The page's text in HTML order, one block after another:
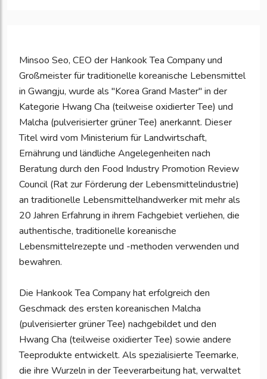
Minsoo Seo, CEO der Hankook Tea Company und
Großmeister für traditionelle koreanische Lebensmittel
in Gwangju, wurde als "Korea Grand Master" in der
Kategorie Hwang Cha (teilweise oxidierter Tee) und
Malcha (pulverisierter grüner Tee) anerkannt. Dieser
Titel wird vom Ministerium für Landwirtschaft,
Ernährung und ländliche Angelegenheiten nach
Beratung durch den Food Industry Promotion Review
Council (Rat zur Förderung der Lebensmittelindustrie)
an traditionelle Lebensmittelhandwerker mit mehr als
20 Jahren Erfahrung in ihrem Fachgebiet verliehen, die
authentische, traditionelle koreanische
Lebensmittelrezepte und -methoden verwenden und
bewahren.
Die Hankook Tea Company hat erfolgreich den
Geschmack des ersten koreanischen Malcha
(pulverisierter grüner Tee) nachgebildet und den
Hwang Cha (teilweise oxidierter Tee) sowie andere
Teeprodukte entwickelt. Als spezialisierte Teemarke,
die ihre Wurzeln in der Teeverarbeitung hat, verwaltet